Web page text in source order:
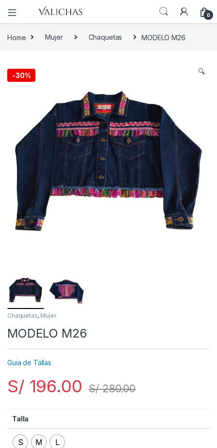
0
Home Mujer Chaquetas MODELO M26
-30% 🔍
Chaquetas, Mujer
MODELO M26
Guia de Tallas
S/ 196.00 S/280.00
Talla
S M L